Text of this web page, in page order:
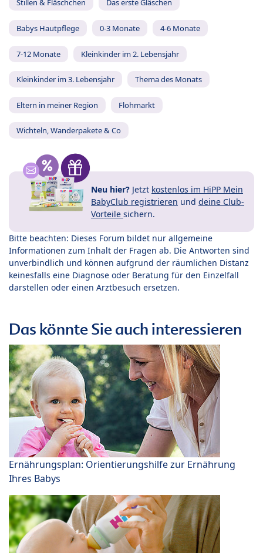
Stillen & Fläschchen Das erste Gläschen
Babys Hautpflege 0-3 Monate 4-6 Monate
7-12 Monate Kleinkinder im 2. Lebensjahr
Kleinkinder im 3. Lebensjahr Thema des Monats
Eltern in meiner Region Flohmarkt
Wichteln, Wanderpakete & Co
Neu hier? Jetzt kostenlos im HiPP Mein
BabyClub registrieren und deine Club-
Vorteile sichern.
Bitte beachten: Dieses Forum bildet nur allgemeine
Informationen zum Inhalt der Fragen ab. Die Antworten sind
unverbindlich und können aufgrund der räumlichen Distanz
keinesfalls eine Diagnose oder Beratung für den Einzelfall
darstellen oder einen Arztbesuch ersetzen.
Das könnte Sie auch interessieren
Ernährungsplan: Orientierungshilfe zur Ernährung
Ihres Babys